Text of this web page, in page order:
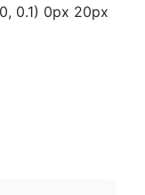
0.1) 0px 20px